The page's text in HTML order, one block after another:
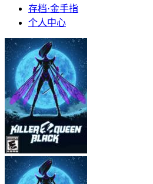
存档·金手指
个人中心